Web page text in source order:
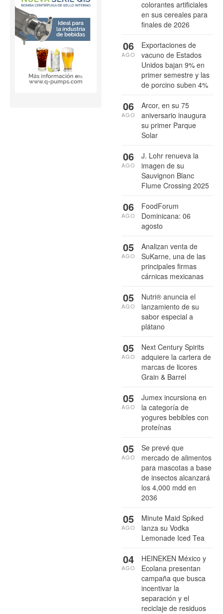
colorantes artificiales
en sus cereales para
finales de 2026
Exportaciones de
vacuno de Estados
Unidos bajan 9% en
primer semestre y las
de porcino suben 4%
06
AGO
Arcor, en su 75
aniversario inaugura
su primer Parque
Solar
06
AGO
J. Lohr renueva la
imagen de su
Sauvignon Blanc
Flume Crossing 2025
06
AGO
FoodForum
Dominicana: 06
agosto
06
AGO
Analizan venta de
SuKarne, una de las
principales firmas
cárnicas mexicanas
05
AGO
Nutri® anuncia el
lanzamiento de su
sabor especial a
plátano
05
AGO
Next Century Spirits
adquiere la cartera de
marcas de licores
Grain & Barrel
05
AGO
Jumex incursiona en
la categoría de
yogures bebibles con
proteínas
05
AGO
Se prevé que
mercado de alimentos
para mascotas a base
de insectos alcanzará
los 4,000 mdd en
2036
05
AGO
Minute Maid Spiked
lanza su Vodka
Lemonade Iced Tea
05
AGO
HEINEKEN México y
Ecolana presentan
campaña que busca
incentivar la
separación y el
reciclaje de residuos
04
AGO